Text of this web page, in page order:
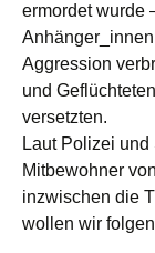
ermordet wurde
Aggression
und
versetzten.
Laut Polizei
Mitbewohner
inzwischen die
wollen wir